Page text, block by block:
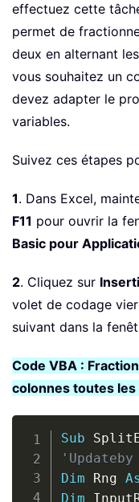
effectuez cette
permet de
deux en alternant
vous souhaitez un
devez adapter le
variables.
Suivez ces étapes
1. Dans Excel,
F11 pour ouvrir la
Basic pour
2. Cliquez sur
volet de codage
suivant dans la
Code VBA :
colonnes toutes
Sub
Dim Rng As
Dim